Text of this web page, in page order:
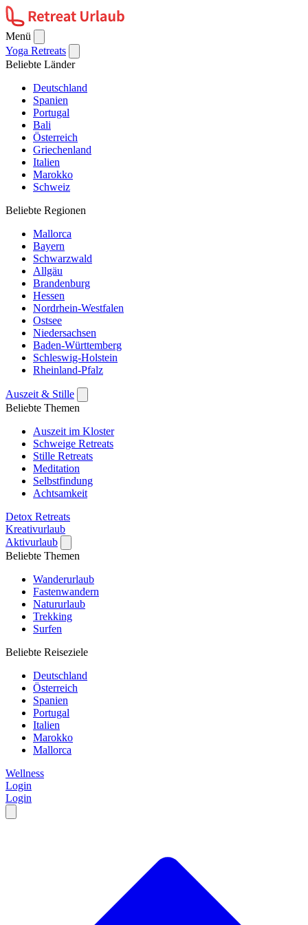
Menü
Yoga Retreats
Beliebte Länder
Deutschland
Spanien
Portugal
Bali
Österreich
Griechenland
Italien
Marokko
Schweiz
Beliebte Regionen
Mallorca
Bayern
Schwarzwald
Allgäu
Brandenburg
Hessen
Nordrhein-Westfalen
Ostsee
Niedersachsen
Baden-Württemberg
Schleswig-Holstein
Rheinland-Pfalz
Auszeit & Stille
Beliebte Themen
Auszeit im Kloster
Schweige Retreats
Stille Retreats
Meditation
Selbstfindung
Achtsamkeit
Detox Retreats
Kreativurlaub
Aktivurlaub
Beliebte Themen
Wanderurlaub
Fastenwandern
Natururlaub
Trekking
Surfen
Beliebte Reiseziele
Deutschland
Österreich
Spanien
Portugal
Italien
Marokko
Mallorca
Wellness
Login
Login